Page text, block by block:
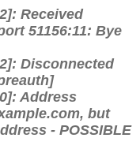
Received
51156:11: Bye
Disconnected
Address
but
- POSSIBLE